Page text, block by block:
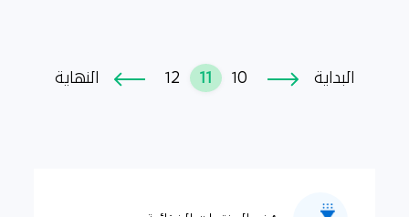
البداية 10
11
12 النهاية